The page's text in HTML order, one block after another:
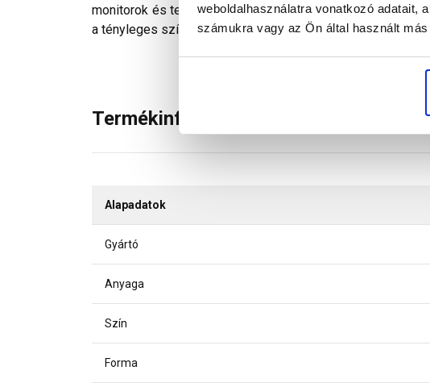
weboldalhasználatra vonatkozó adatait,
számukra vagy az Ön által használt
monitorok és telefonok kijelzőin megjelenő színek a
a tényleges színektől.
Termékinformáció
Alapadatok
Gyártó
Anyaga
Szín
Forma